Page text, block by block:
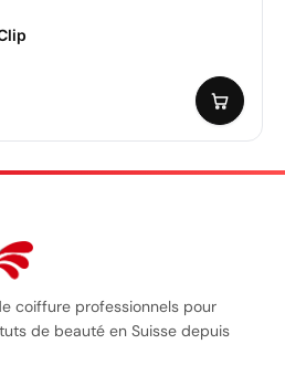
coiffure professionnels pour
de beauté en Suisse depuis